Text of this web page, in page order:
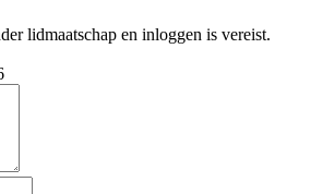
lidmaatschap en inloggen is vereist.